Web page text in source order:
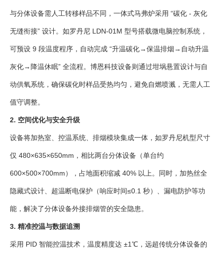
与分体设备需人工转移样品不同，一体式马弗炉采用 “碳化 - 灰化
无缝衔接” 设计。如罗丹尼 LDN-01M 型号搭载微电脑控制系统，
可预设 9 段温度程序，自动完成 “升温碳化→保温排烟→自动升温
灰化→降温休眠” 全流程。博恩科技设备则通过坩埚悬置设计与自
动供氧系统，确保碳化时样品受热均匀，避免自燃喷溅，无需人工
值守调整。
2. 空间优化与安全升级
设备将加热室、控温系统、排烟模块集成一体，如罗丹尼机型尺寸
仅 480×635×650mm，相比两台分体设备（单台约
600×500×700mm），占地面积缩减 40% 以上。同时，加热丝全
隐藏式设计、超温断电保护（响应时间≤0.1 秒）、漏电防护等功
能，解决了分体设备外接排烟管的安全隐患。
3. 精准控温与数据追溯
采用 PID 智能控温技术，温度精度达 ±1℃，远超传统分体设备的